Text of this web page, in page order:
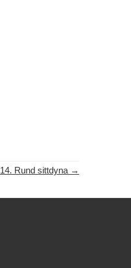
14. Rund sittdyna →